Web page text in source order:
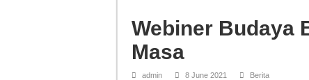
Webiner Budaya
Masa
admin 8 June 2021 Berita